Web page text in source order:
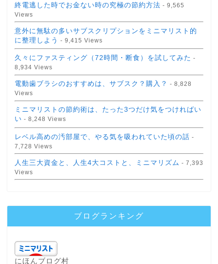
終電逃した時でお金ない時の究極の節約方法 - 9,565
Views
意外に無駄の多いサブスクリプションをミニマリスト的
に整理しよう - 9,415 Views
久々にファスティング（72時間・断食）を試してみた -
8,934 Views
電動歯ブラシのおすすめは、サブスク？購入？ - 8,828
Views
ミニマリストの節約術は、たった3つだけ気をつければい
い - 8,248 Views
レベル高めの汚部屋で、やる気を吸われていた頃の話 -
7,728 Views
人生三大資金と、人生4大コストと、ミニマリズム - 7,393
Views
ブログランキング
にほんブログ村